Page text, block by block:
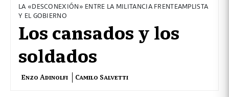
LA «DESCONEXIÓN» ENTRE LA MILITANCIA FRENTEAMPLISTA
Y EL GOBIERNO
Los cansados y los
soldados
Enzo Adinolfi Camilo Salvetti